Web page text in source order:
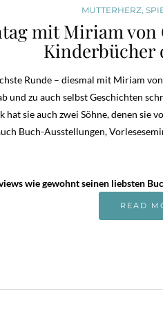
MUTTERHERZ
mit Miriam von
Kinderbücher
Runde – diesmal mit Miriam von
und zu auch selbst Geschichten
sie auch zwei Söhne, denen sie
Buch-Ausstellungen,
wie gewohnt seinen liebsten
READ